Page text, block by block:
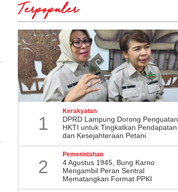
Terpopuler
1
Kerakyatan
DPRD Lampung Dorong Penguatan
HKTI untuk Tingkatkan Pendapatan
dan Kesejahteraan Petani
2
Pemerintahan
4 Agustus 1945, Bung Karno
Mengambil Peran Sentral
Mematangkan Format PPKI